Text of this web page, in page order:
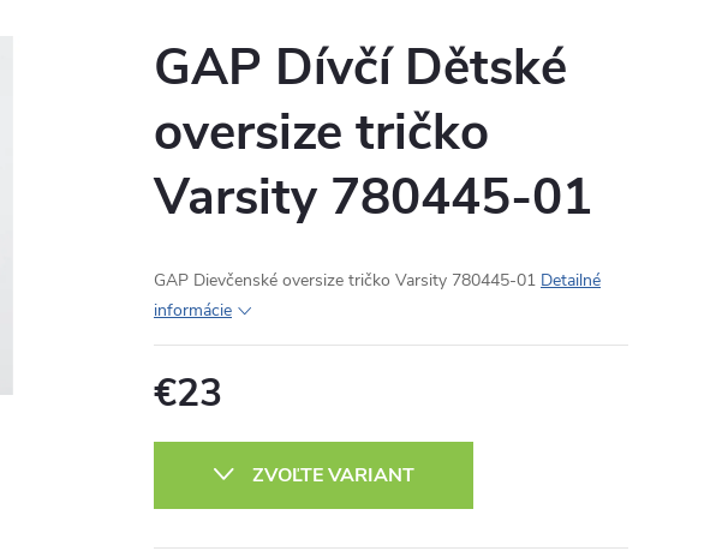
GAP Dívčí Dětské
oversize tričko
Varsity 780445-01
GAP Dievčenské oversize tričko Varsity 780445-01 Detailné
informácie
€23
ZVOĽTE VARIANT